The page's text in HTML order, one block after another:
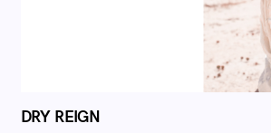
DRY REIGN